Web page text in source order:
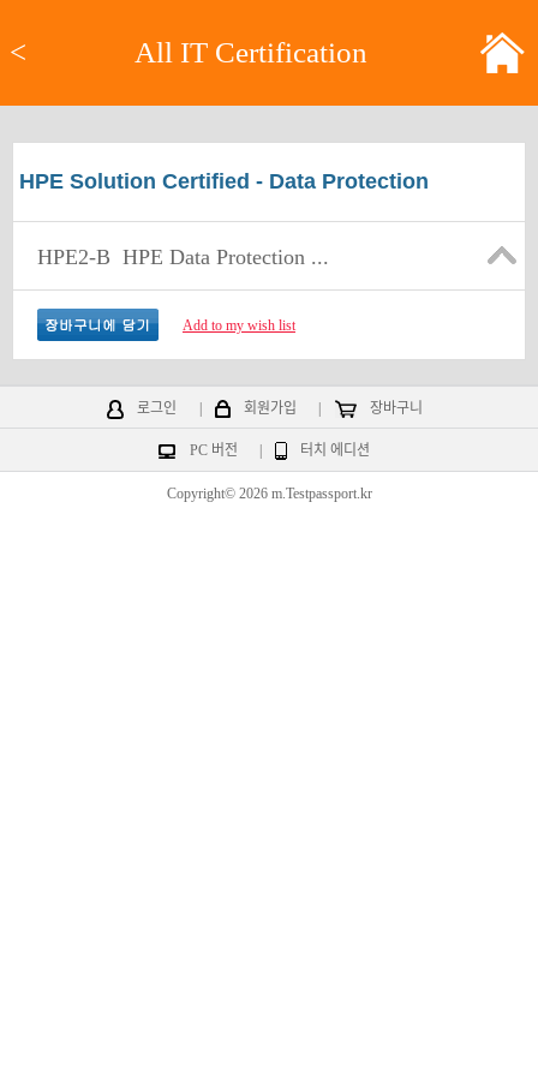
< All IT Certification
HPE Solution Certified - Data Protection
HPE2-B HPE Data Protection ...
Add to my wish list
로그인 회원가입 장바구니
PC 버전 터치 에디션
Copyright© 2026 m.Testpassport.kr